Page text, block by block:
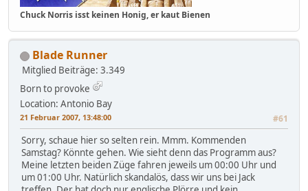
Chuck Norris isst keinen Honig, er kaut Bienen
Blade Runner
Mitglied Beiträge: 3.349
Born to provoke
Location: Antonio Bay
21 Februar 2007, 13:48:00 #61
Sorry, schaue hier so selten rein. Mmm. Kommenden
Samstag? Könnte gehen. Wie sieht denn das Programm aus?
Meine letzten beiden Züge fahren jeweils um 00:00 Uhr und
um 01:00 Uhr. Natürlich skandalös, dass wir uns bei Jack